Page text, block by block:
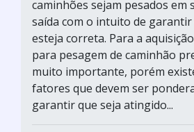
caminhões sejam pesados em
saída com o intuito de garantir
esteja correta. Para a
para pesagem de caminhão
muito importante, porém
fatores que devem ser
garantir que seja atingido...